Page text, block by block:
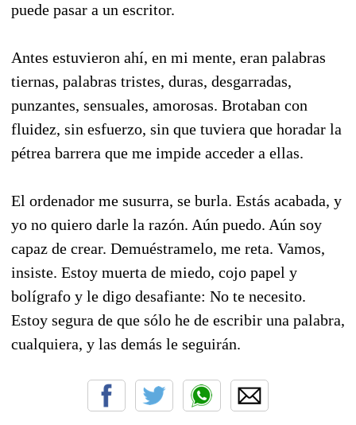
puede pasar a un escritor.
Antes estuvieron ahí, en mi mente, eran palabras
tiernas, palabras tristes, duras, desgarradas,
punzantes, sensuales, amorosas. Brotaban con
fluidez, sin esfuerzo, sin que tuviera que horadar la
pétrea barrera que me impide acceder a ellas.
El ordenador me susurra, se burla. Estás acabada, y
yo no quiero darle la razón. Aún puedo. Aún soy
capaz de crear. Demuéstramelo, me reta. Vamos,
insiste. Estoy muerta de miedo, cojo papel y
bolígrafo y le digo desafiante: No te necesito.
Estoy segura de que sólo he de escribir una palabra,
cualquiera, y las demás le seguirán.